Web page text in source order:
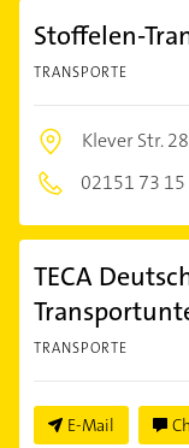
Stoffelen-
TRANSPORTE
Klever Str.
02151 73
TECA
TRANSPORTE
E-Mail